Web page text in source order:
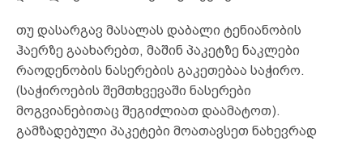
თუ დასარგავ მასალას დაბალი ტენიანობის
ჰაერზე გაახარებთ, მაშინ პაკეტზე ნაკლები
რაოდენობის ნასერების გაკეთებაა საჭირო.
(საჭიროების შემთხვევაში ნასერები
მოგვიანებითაც შეგიძლიათ დაამატოთ).
გამზადებული პაკეტები მოათავსეთ ნახევრად